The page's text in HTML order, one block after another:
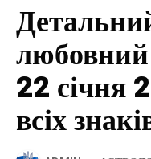
22 січня
всіх